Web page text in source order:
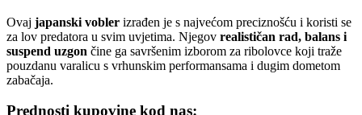
Ovaj japanski vobler izrađen je s najvećom preciznošću i koristi se
za lov predatora u svim uvjetima. Njegov realističan rad, balans i
suspend uzgon čine ga savršenim izborom za ribolovce koji traže
pouzdanu varalicu s vrhunskim performansama i dugim dometom
zabačaja.
Prednosti kupovine kod nas: